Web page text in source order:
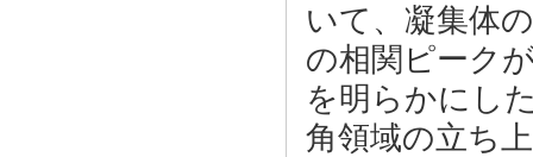
いて、凝集体
の相関ピーク
を明らかにし
角領域の立ち